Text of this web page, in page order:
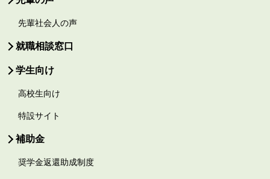
先輩社会人の声
就職相談窓口
学生向け
高校生向け
特設サイト
補助金
奨学金返還助成制度